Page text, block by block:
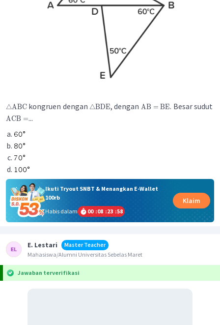
△ABC kongruen dengan △BDE, dengan AB = BE. Besar sudut
ACB =...
Ikuti Tryout SNBT & Menangkan E-Wallet
100rb
Habis dalam
00 :08 :23 :58
Klaim
E. Lestari
Master Teacher
Mahasiswa/Alumni Universitas Sebelas Maret
Jawaban terverifikasi